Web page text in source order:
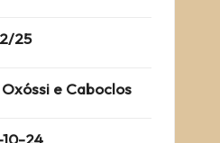
25
e Caboclos
10-24